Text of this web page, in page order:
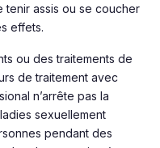
tenir assis ou se coucher
effets.
ou des traitements de
de traitement avec
n’arrête pas la
sexuellement
pendant des